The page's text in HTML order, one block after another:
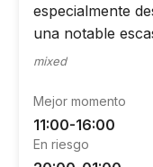
especialmente
una notable
mixed
Mejor momento
11:00-16:00
En riesgo